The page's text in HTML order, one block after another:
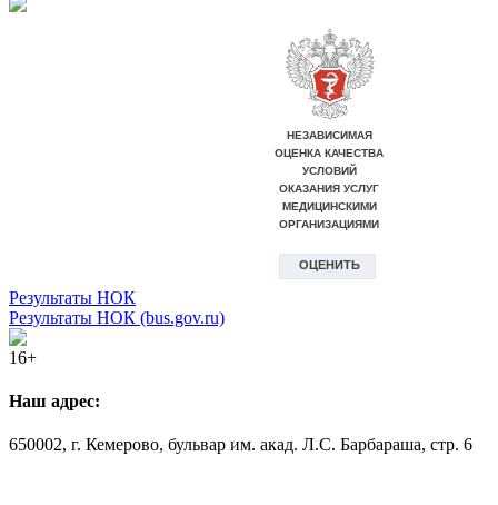
Результаты НОК
Результаты НОК (bus.gov.ru)
16+
Наш адрес:
650002, г. Кемерово, бульвар им. акад. Л.С. Барбараша, стр. 6